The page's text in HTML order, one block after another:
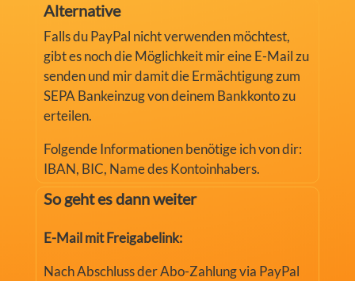
Alternative
Falls du PayPal nicht verwenden möchtest,
gibt es noch die Möglichkeit mir eine E-Mail zu
senden und mir damit die Ermächtigung zum
SEPA Bankeinzug von deinem Bankkonto zu
erteilen.
Folgende Informationen benötige ich von dir:
IBAN, BIC, Name des Kontoinhabers.
So geht es dann weiter
E-Mail mit Freigabelink:
Nach Abschluss der Abo-Zahlung via PayPal